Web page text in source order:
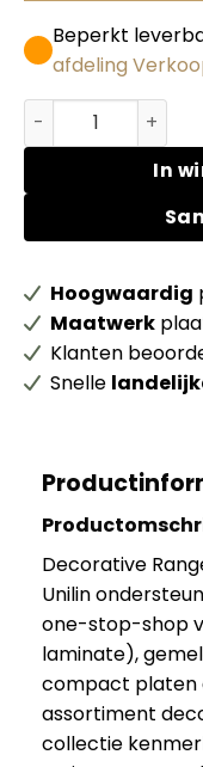
Beperkt
afdeling
Unilin MDF 0H378
In
Hoogwaardig
Maatwerk
Klanten
Snelle
Decorative
Unilin
one-stop-shop
laminate),
compact platen
assortiment
collectie